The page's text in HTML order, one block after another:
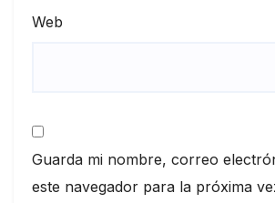
Web
Guarda mi nombre, correo
este navegador para la próxima